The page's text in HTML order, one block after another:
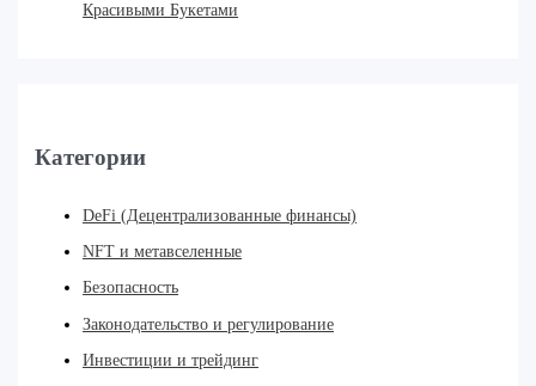
Красивыми Букетами
Категории
DeFi (Децентрализованные финансы)
NFT и метавселенные
Безопасность
Законодательство и регулирование
Инвестиции и трейдинг